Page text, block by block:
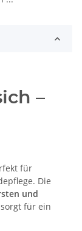
–
für
Die
und
für ein